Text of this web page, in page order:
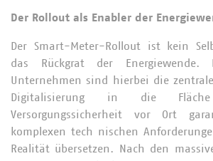
Der Rollout als Enabler der
Der Smart-Meter-Rollout ist kein
das Rückgrat der Energiewende.
Unternehmen sind hierbei die
Digitalisierung in die
Versorgungssicherheit vor Ort
komplexen tech nischen
Realität übersetzen. Nach den